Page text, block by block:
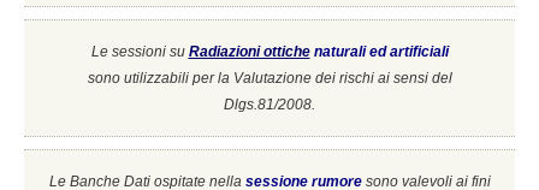
Le sessioni su Radiazioni ottiche naturali ed artificiali
sono utilizzabili per la Valutazione dei rischi ai sensi del
Dlgs.81/2008.
Le Banche Dati ospitate nella sessione rumore sono valevoli ai fini